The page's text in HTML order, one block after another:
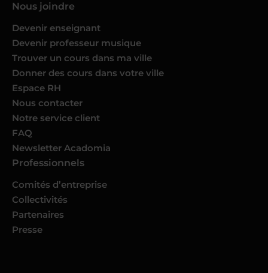
Nous joindre
Devenir enseignant
Devenir professeur musique
Trouver un cours dans ma ville
Donner des cours dans votre ville
Espace RH
Nous contacter
Notre service client
FAQ
Newsletter Acadomia
Professionnels
Comités d’entreprise
Collectivités
Partenaires
Presse